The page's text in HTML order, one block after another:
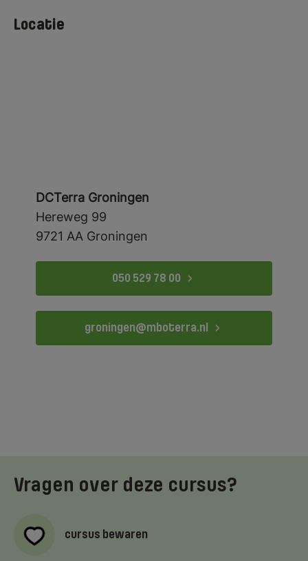
Locatie
DCTerra Groningen
Hereweg 99
9721 AA Groningen
050 529 78 00
groningen@mboterra.nl
Vragen over deze cursus?
cursus bewaren